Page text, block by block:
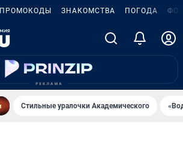
ПРОМОКОДЫ ЗНАКОМСТВА ПОГОДА
Стильные уралочки Академического